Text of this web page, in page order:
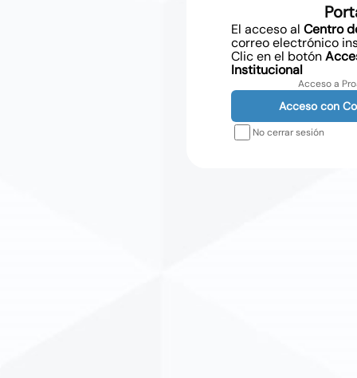
El acceso al Centro
correo electrónico
Clic en el botón
Institucional
Acceso a
Acceso con
No cerrar sesión